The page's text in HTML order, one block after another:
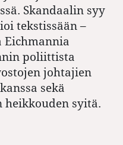
Skandaalin syy
tekstissään –
poliittista
johtajien
sekä
syitä.